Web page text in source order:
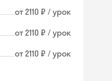
от 2110 ₽ / урок
от 2110 ₽ / урок
от 2110 ₽ / урок